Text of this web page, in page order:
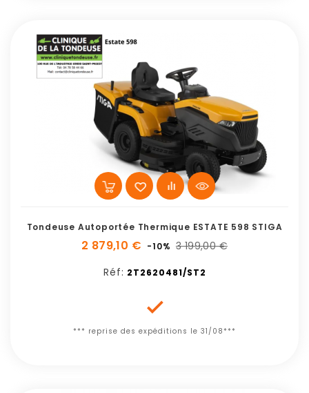
Tondeuse Autoportée Thermique ESTATE 598 STIGA
2 879,10 € -10% 3 199,00 €
Réf: 2T2620481/ST2

*** reprise des expéditions le 31/08***